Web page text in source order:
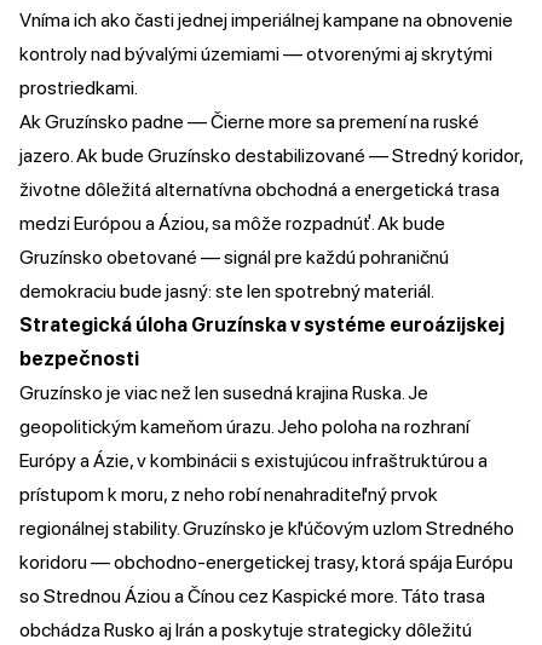
Vníma ich ako časti jednej imperiálnej kampane na obnovenie
kontroly nad bývalými územiami — otvorenými aj skrytými
prostriedkami.
Ak Gruzínsko padne — Čierne more sa premení na ruské
jazero. Ak bude Gruzínsko destabilizované — Stredný koridor,
životne dôležitá alternatívna obchodná a energetická trasa
medzi Európou a Áziou, sa môže rozpadnúť. Ak bude
Gruzínsko obetované — signál pre každú pohraničnú
demokraciu bude jasný: ste len spotrebný materiál.
Strategická úloha Gruzínska v systéme euroázijskej
bezpečnosti
Gruzínsko je viac než len susedná krajina Ruska. Je
geopolitickým kameňom úrazu. Jeho poloha na rozhraní
Európy a Ázie, v kombinácii s existujúcou infraštruktúrou a
prístupom k moru, z neho robí nenahraditeľný prvok
regionálnej stability. Gruzínsko je kľúčovým uzlom Stredného
koridoru — obchodno-energetickej trasy, ktorá spája Európu
so Strednou Áziou a Čínou cez Kaspické more. Táto trasa
obchádza Rusko aj Irán a poskytuje strategicky dôležitú